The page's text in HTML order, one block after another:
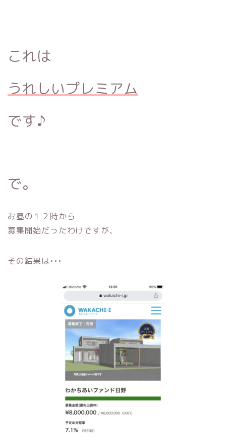
これは
うれしいプレミアム
です♪
で。
お昼の１２時から
募集開始だったわけですが、
その結果は•••